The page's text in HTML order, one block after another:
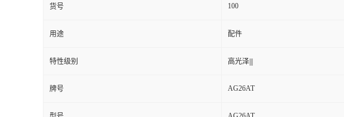
货号 100
用途 配件
特性级别 高光泽|||
牌号 AG26AT